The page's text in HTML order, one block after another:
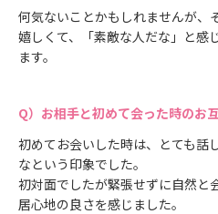
何気ないことかもしれませんが、
嬉しくて、「素敵な人だな」と感
ます。
お相手と初めて会った時のお
初めてお会いした時は、とても話
なという印象でした。
初対面でしたが緊張せずに自然と
居心地の良さを感じました。